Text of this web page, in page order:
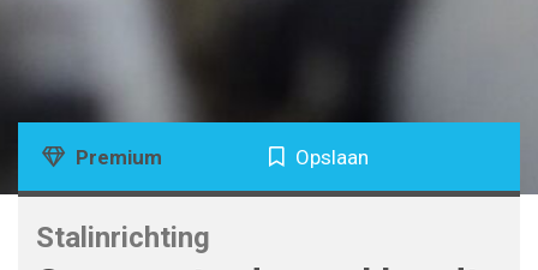
Premium Opslaan
Stalinrichting